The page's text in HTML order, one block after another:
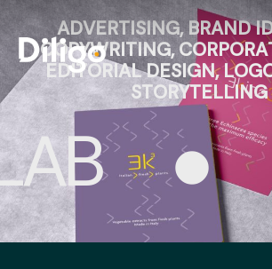
ADVERTISING, BRAND
COPYWRITING,
EDITORIAL DESIGN,
STORYTELLING